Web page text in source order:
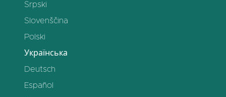
Srpski
Slovenščina
Polski
Українська
Deutsch
Español